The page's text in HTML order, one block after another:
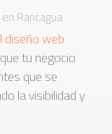
Rancagua
diseño web
tu negocio
que se
la visibilidad y